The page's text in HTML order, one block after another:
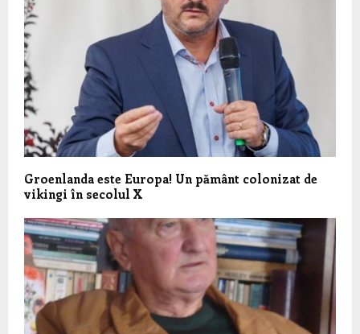
Groenlanda este Europa! Un pământ colonizat de
vikingi în secolul X